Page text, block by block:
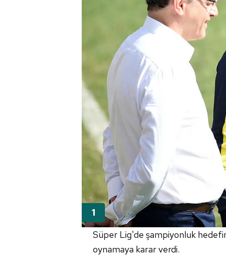
Süper Lig'de şampiyonluk
oynamaya karar verdi.